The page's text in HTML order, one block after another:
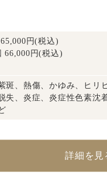
円(税込)
66,000円(税込)
斑、熱傷、かゆみ、ヒリ
失、炎症、炎症性色素沈
詳細を見